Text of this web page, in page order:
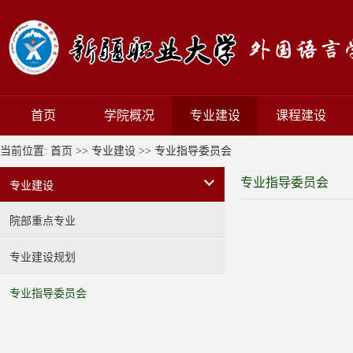
首页 学院概况 专业建设 课程建设
当前位置: 首页 >> 专业建设 >> 专业指导委员会
专业建设
院部重点专业
专业建设规划
专业指导委员会
专业指导委员会